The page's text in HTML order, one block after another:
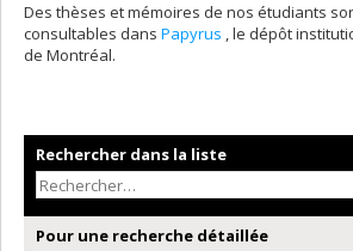
Des thèses et mémoires de nos étudiants
consultables dans Papyrus , le dépôt
de Montréal.
Rechercher dans la liste
Pour une recherche détaillée